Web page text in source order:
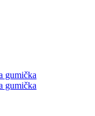
gumička
gumička